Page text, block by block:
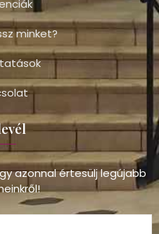
minket?
azonnal értesülj legújabb